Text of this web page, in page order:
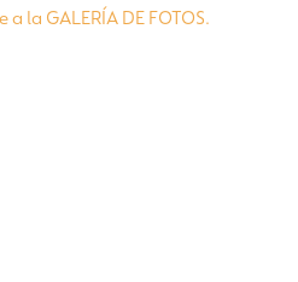
la GALERÍA DE FOTOS.